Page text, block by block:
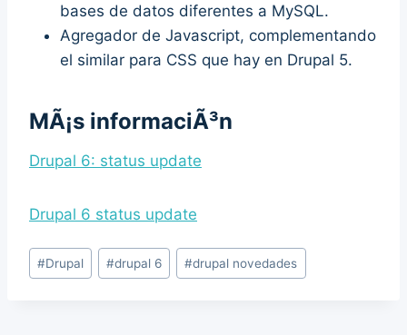
bases de datos diferentes a MySQL.
Agregador de Javascript, complementando
el similar para CSS que hay en Drupal 5.
MÃ¡s informaciÃ³n
Drupal 6: status update
Drupal 6 status update
Post
Tags:
#Drupal #drupal 6 #drupal novedades